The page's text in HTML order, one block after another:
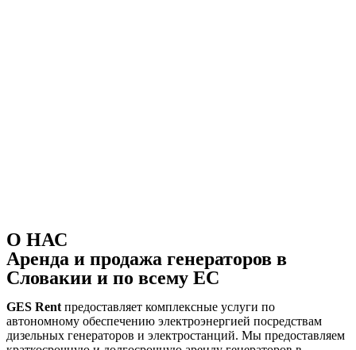
О НАС
Аренда и продажа генераторов в
Словакии и по всему ЕС
GES Rent предоставляет комплексные услуги по
автономному обеспечению электроэнергией посредствам
дизельных генераторов и электростанций. Мы предоставляем